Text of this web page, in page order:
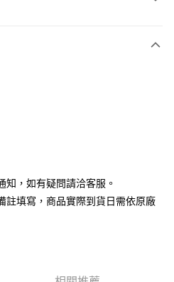
知，如有疑問請洽客服。
填寫，商品實際到貨日需依原廠